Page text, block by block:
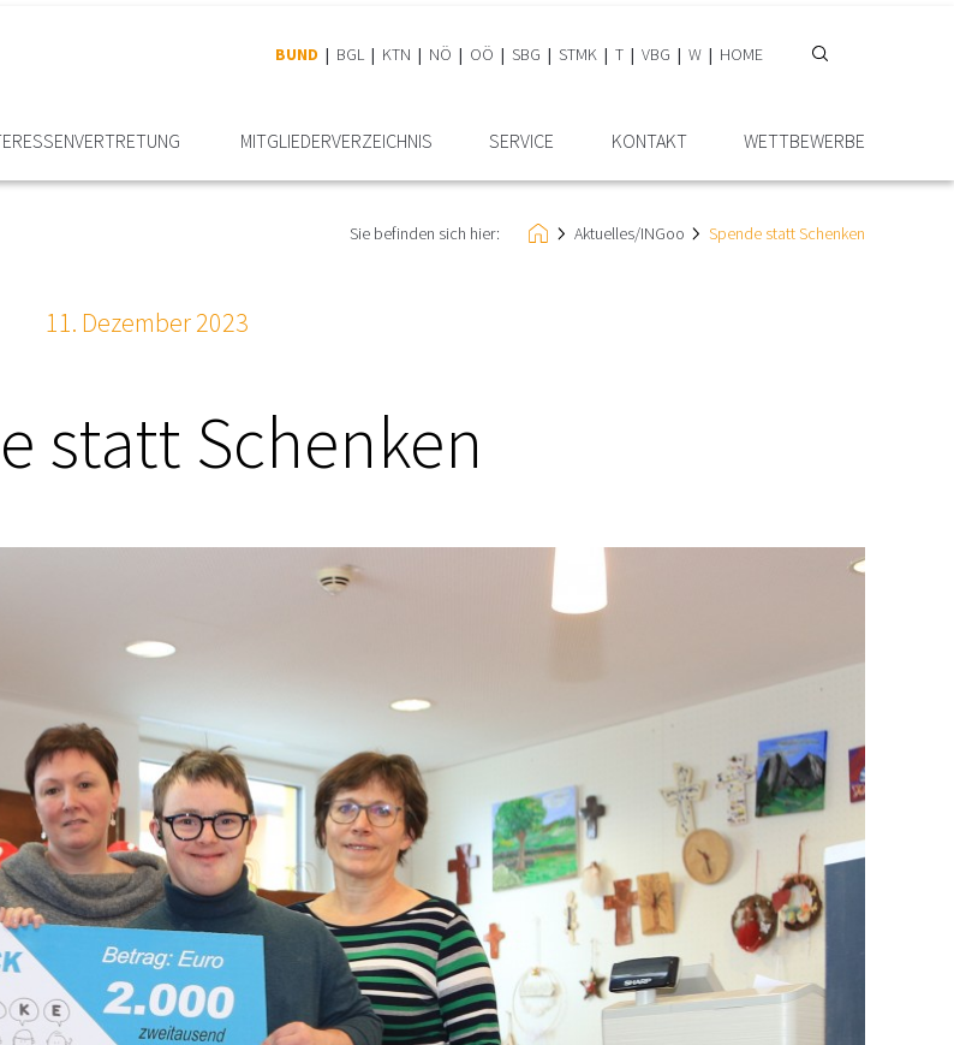
BUND BGL KTN NÖ OÖ SBG STMK T VBG W HOME
MITGLIEDER­VERZEICHNIS SERVICE KONTAKT WETTBEWERBE
Sie befinden sich hier: Aktuelles/INGoo Spende statt Schenken
11. Dezember 2023
statt Schenken